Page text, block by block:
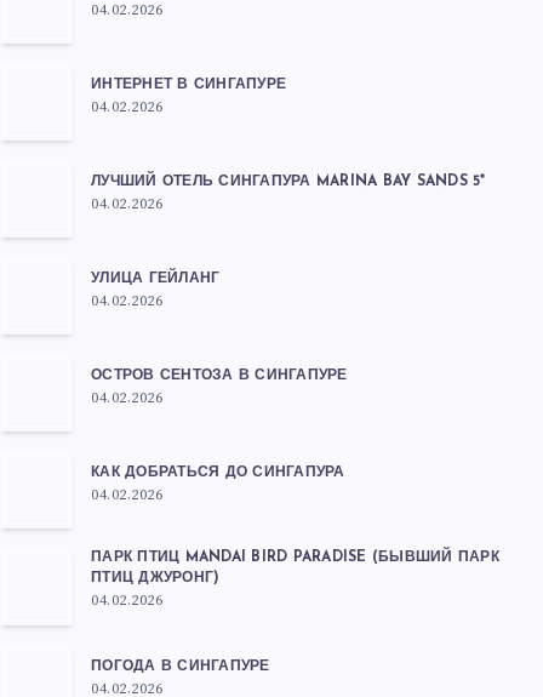
04.02.2026
ИНТЕРНЕТ В СИНГАПУРЕ
04.02.2026
ЛУЧШИЙ ОТЕЛЬ СИНГАПУРА MARINA BAY SANDS 5*
04.02.2026
УЛИЦА ГЕЙЛАНГ
04.02.2026
ОСТРОВ СЕНТОЗА В СИНГАПУРЕ
04.02.2026
КАК ДОБРАТЬСЯ ДО СИНГАПУРА
04.02.2026
ПАРК ПТИЦ MANDAI BIRD PARADISE (БЫВШИЙ ПАРК
ПТИЦ ДЖУРОНГ)
04.02.2026
ПОГОДА В СИНГАПУРЕ
04.02.2026